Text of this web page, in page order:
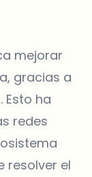
mejorar
gracias a
Esto ha
redes
resolver el